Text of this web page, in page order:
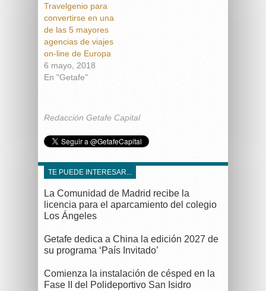
Travelgenio para
convertirse en una
de las 5 mayores
agencias de viajes
on-line de Europa
6 mayo, 2018
En "Getafe"
Redacción Getafe Capital
TE PUEDE INTERESAR...
La Comunidad de Madrid recibe la
licencia para el aparcamiento del colegio
Los Ángeles
Getafe dedica a China la edición 2027 de
su programa ‘País Invitado’
Comienza la instalación de césped en la
Fase II del Polideportivo San Isidro